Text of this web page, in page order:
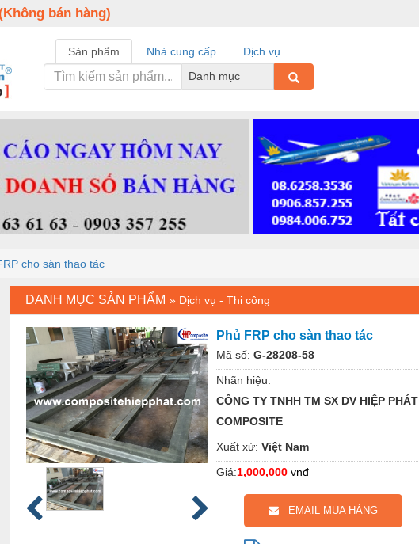
bán hàng)
Sản phẩm Nhà cung cấp
Dịch vụ
Danh mục
cho sàn thao tác
DANH MỤC SẢN PHẨM » Dịch vụ - Thi công
Phủ FRP cho sàn thao tác
Mã số: G-28208-58
Nhãn hiệu:
CÔNG TY TNHH TM SX DV HIỆP PHÁT
COMPOSITE
Xuất xứ: Việt Nam
Giá:1,000,000 vnđ
EMAIL MUA HÀNG